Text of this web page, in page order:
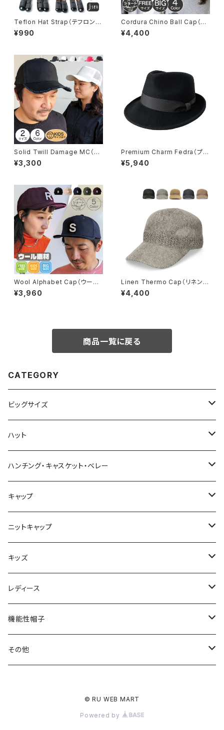
Teflon Hat Strap（テフロンハ
ットストラップ）【hb-1627rks】
¥990
Cordura Chino Ball Cap（コ
ーデュラチノボールキャップ）【b
cn-y01562】
¥4,400
Solid Twill Damage MC（ソ
リッドツイルダメージメッシュキ
ャップ）【rmc-2007】
¥3,300
Premium Charm Fedra（プレ
ミアムチャームフェドラ）【bcs-
e50001】
¥5,940
Wool Alphabet Cap（ウール
アルファベットキャップ）【bcn-s
90438】
¥3,960
Linen Thermo Cap（リネンサ
ーモキャップ）【bca-y01490】
¥4,400
商品一覧に戻る
CATEGORY
ビッグサイズ
春夏
秋冬
ハット
春夏
秋冬
ハンチング・キャスケット・ベレー
春夏
秋冬
キャップ
春夏
秋冬
ニットキャップ
春夏
秋冬
キッズ
春夏
秋冬
レディース
春夏
秋冬
機能性帽子
春夏
その他
© RU WEB MART
Powered by